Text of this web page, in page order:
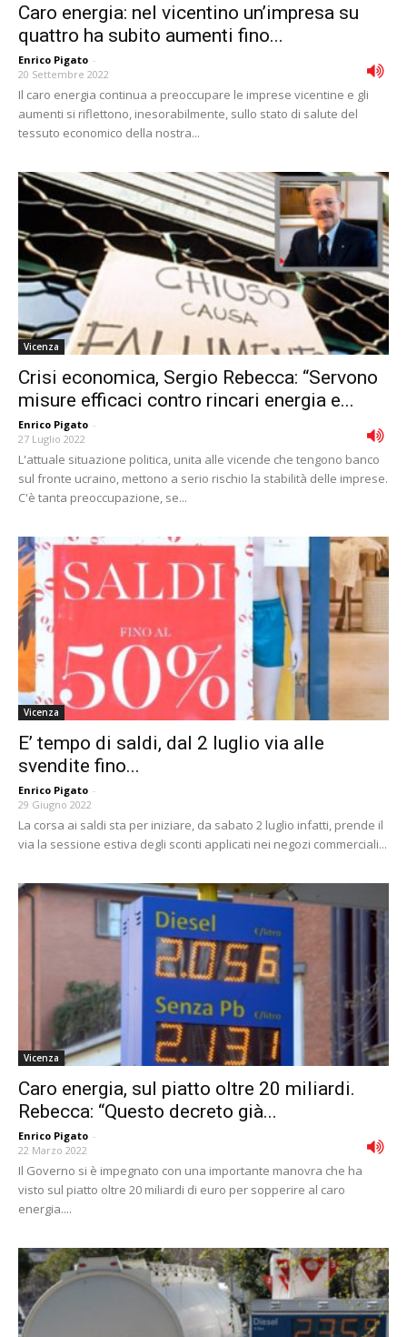
Caro energia: nel vicentino un’impresa su
quattro ha subito aumenti fino...
Enrico Pigato -
20 Settembre 2022
Il caro energia continua a preoccupare le imprese vicentine e gli
aumenti si riflettono, inesorabilmente, sullo stato di salute del
tessuto economico della nostra...
Vicenza
Crisi economica, Sergio Rebecca: “Servono
misure efficaci contro rincari energia e...
Enrico Pigato -
27 Luglio 2022
L'attuale situazione politica, unita alle vicende che tengono banco
sul fronte ucraino, mettono a serio rischio la stabilità delle imprese.
C'è tanta preoccupazione, se...
Vicenza
E’ tempo di saldi, dal 2 luglio via alle
svendite fino...
Enrico Pigato -
29 Giugno 2022
La corsa ai saldi sta per iniziare, da sabato 2 luglio infatti, prende il
via la sessione estiva degli sconti applicati nei negozi commerciali...
Vicenza
Caro energia, sul piatto oltre 20 miliardi.
Rebecca: “Questo decreto già...
Enrico Pigato -
22 Marzo 2022
Il Governo si è impegnato con una importante manovra che ha
visto sul piatto oltre 20 miliardi di euro per sopperire al caro
energia....